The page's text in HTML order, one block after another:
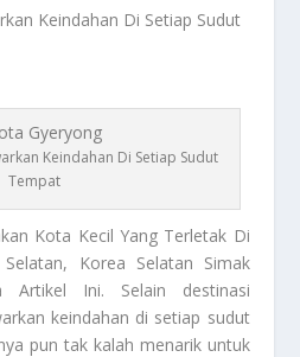
Keindahan Di Setiap Sudut
Tempat
Kota Kecil Yang Terletak Di
Selatan, Korea Selatan Simak
Artikel Ini. Selain destinasi
keindahan di setiap sudut
pun tak kalah menarik untuk